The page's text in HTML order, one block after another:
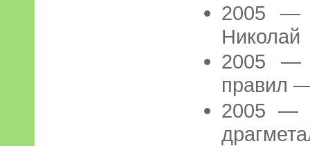
2005 —
Николай
2005 —
правил
2005 —